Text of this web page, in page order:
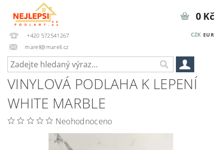
+420 572541267
marell@marell.cz
CZK EUR
0 Kč
VINYLOVÁ PODLAHA K LEPENÍ
WHITE MARBLE
Neohodnoceno